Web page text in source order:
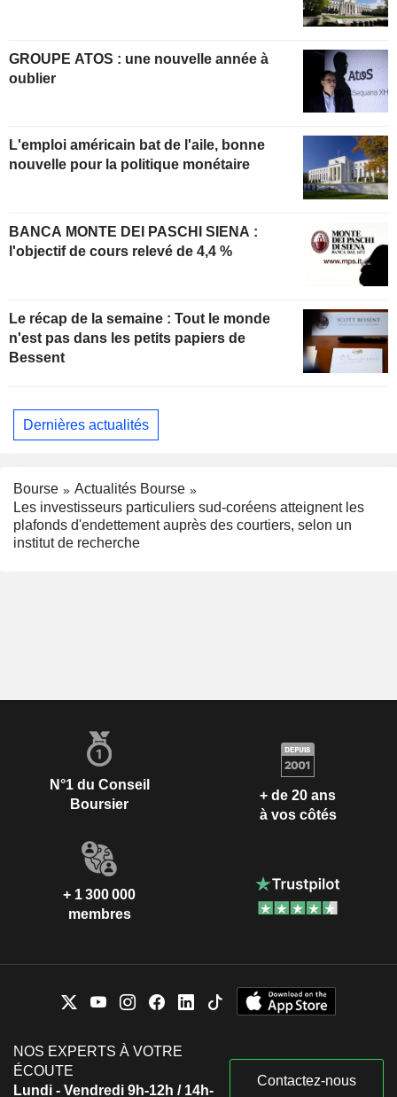
GROUPE ATOS : une nouvelle année à
oublier
L'emploi américain bat de l'aile, bonne
nouvelle pour la politique monétaire
BANCA MONTE DEI PASCHI SIENA :
l'objectif de cours relevé de 4,4 %
Le récap de la semaine : Tout le monde
n'est pas dans les petits papiers de
Bessent
Dernières actualités
Bourse
Actualités Bourse
Les investisseurs particuliers sud-coréens atteignent les
plafonds d'endettement auprès des courtiers, selon un
institut de recherche
N°1 du Conseil
Boursier
+ de 20 ans
à vos côtés
+ 1 300 000
membres
NOS EXPERTS À VOTRE
ÉCOUTE
Lundi - Vendredi 9h-12h / 14h-
Contactez-nous